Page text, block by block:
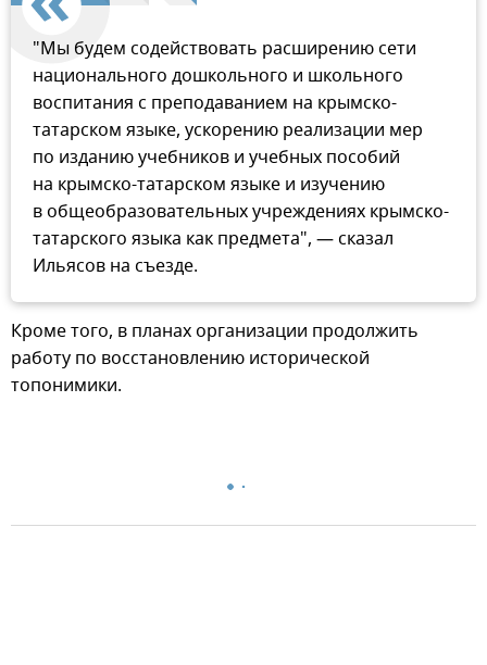
"Мы будем содействовать расширению сети
национального дошкольного и школьного
воспитания с преподаванием на крымско-
татарском языке, ускорению реализации мер
по изданию учебников и учебных пособий
на крымско-татарском языке и изучению
в общеобразовательных учреждениях крымско-
татарского языка как предмета", — сказал
Ильясов на съезде.
Кроме того, в планах организации продолжить
работу по восстановлению исторической
топонимики.